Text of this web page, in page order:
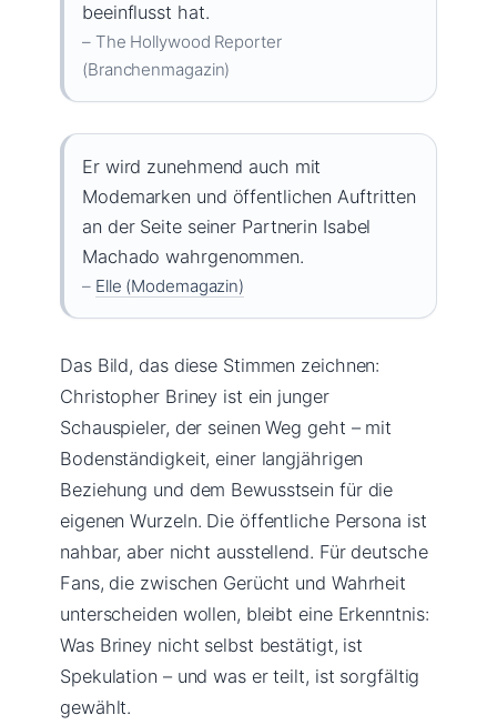
beeinflusst hat.
– The Hollywood Reporter
(Branchenmagazin)
Er wird zunehmend auch mit
Modemarken und öffentlichen Auftritten
an der Seite seiner Partnerin Isabel
Machado wahrgenommen.
– Elle (Modemagazin)
Das Bild, das diese Stimmen zeichnen:
Christopher Briney ist ein junger
Schauspieler, der seinen Weg geht – mit
Bodenständigkeit, einer langjährigen
Beziehung und dem Bewusstsein für die
eigenen Wurzeln. Die öffentliche Persona ist
nahbar, aber nicht ausstellend. Für deutsche
Fans, die zwischen Gerücht und Wahrheit
unterscheiden wollen, bleibt eine Erkenntnis:
Was Briney nicht selbst bestätigt, ist
Spekulation – und was er teilt, ist sorgfältig
gewählt.